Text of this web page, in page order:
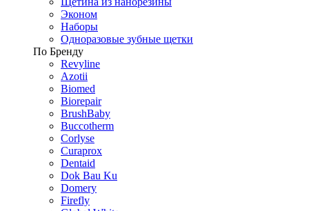
Эконом
Наборы
Одноразовые зубные щетки
По Бренду
Revyline
Azotii
Biomed
Biorepair
BrushBaby
Buccotherm
Corlyse
Curaprox
Dentaid
Dok Bau Ku
Domery
Firefly